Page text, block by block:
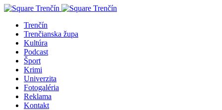
Trenčín
Trenčianska župa
Kultúra
Podcast
Šport
Krimi
Univerzita
Fotogaléria
Reklama
Kontakt